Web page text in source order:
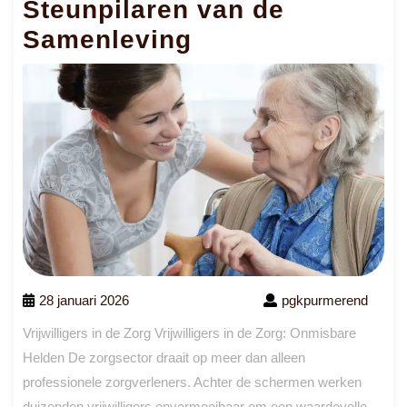
Steunpilaren van de
Samenleving
28 januari 2026 pgkpurmerend
Vrijwilligers in de Zorg Vrijwilligers in de Zorg: Onmisbare
Helden De zorgsector draait op meer dan alleen
professionele zorgverleners. Achter de schermen werken